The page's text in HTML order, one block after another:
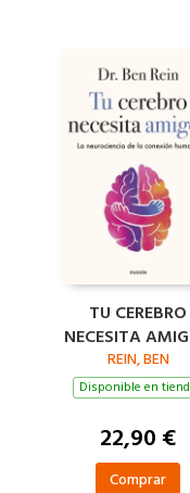
TU CEREBRO
NECESITA
REIN, BEN
Disponible en
22,90 €
Comprar